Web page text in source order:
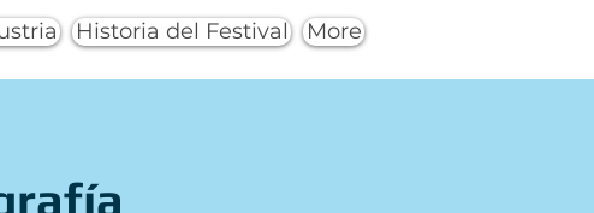
Historia del Festival More